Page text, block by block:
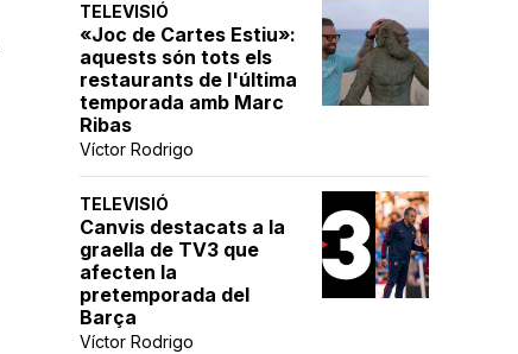
TELEVISIÓ
«Joc de Cartes Estiu»:
aquests són tots els
restaurants de l'última
temporada amb Marc
Ribas
Víctor Rodrigo
TELEVISIÓ
Canvis destacats a la
graella de TV3 que
afecten la
pretemporada del
Barça
Víctor Rodrigo